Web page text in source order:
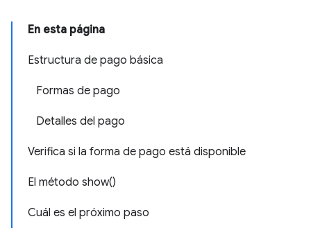
En esta página
Estructura de pago básica
Formas de pago
Detalles del pago
Verifica si la forma de pago está disponible
El método show()
Cuál es el próximo paso